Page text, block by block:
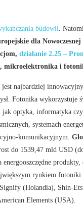
budowli .
dla
działanie 2.25 –
mikroelektronika i
najbardziej
Fotonika wykorzystuje
optyka, informatyka
systemach
komunikacyjnym.
do 1539,47 mld USD
rynkiem fotoniki
(Holandia), Shin-
Elements (USA).